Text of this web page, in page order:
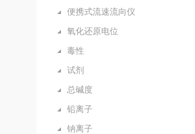
便携式流速流向仪
氧化还原电位
毒性
试剂
总碱度
铅离子
钠离子